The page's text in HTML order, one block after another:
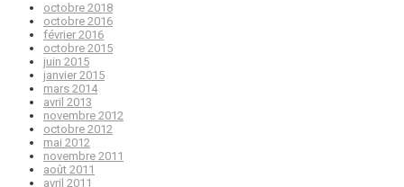
octobre 2018
octobre 2016
février 2016
octobre 2015
juin 2015
janvier 2015
mars 2014
avril 2013
novembre 2012
octobre 2012
mai 2012
novembre 2011
août 2011
avril 2011